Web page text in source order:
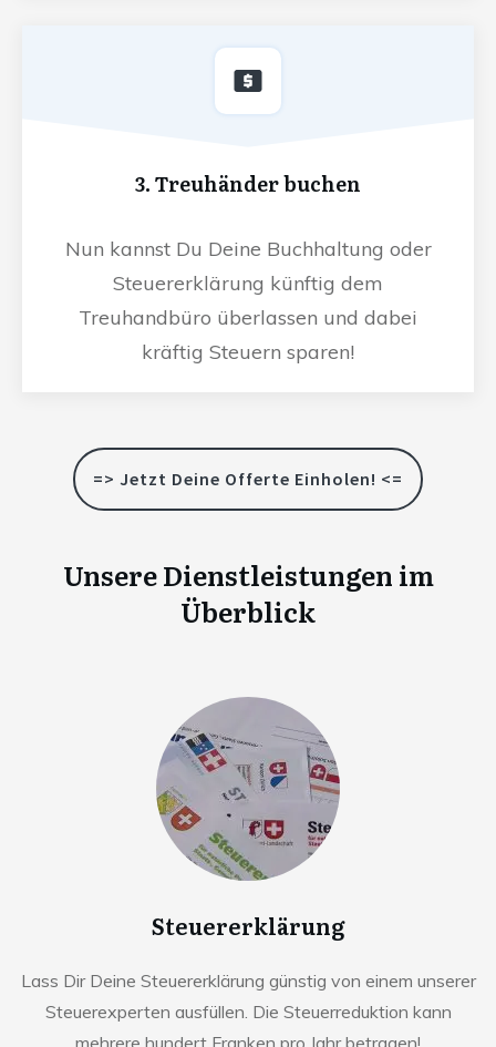
3. Treuhänder buchen
Nun kannst Du Deine Buchhaltung oder
Steuererklärung künftig dem
Treuhandbüro überlassen und dabei
kräftig Steuern sparen!
=> Jetzt Deine Offerte Einholen! <=
Unsere Dienstleistungen im
Überblick
Steuererklärung
Lass Dir Deine Steuererklärung günstig von einem unserer
Steuerexperten ausfüllen. Die Steuerreduktion kann
mehrere hundert Franken pro Jahr betragen!